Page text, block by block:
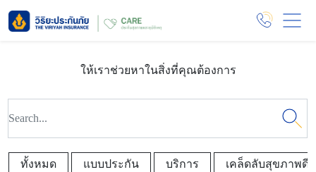
ให้เราช่วยหาในสิ่งที่คุณต้องการ
ทั้งหมด แบบประกัน บริการ เคล็ดลับสุขภาพดี